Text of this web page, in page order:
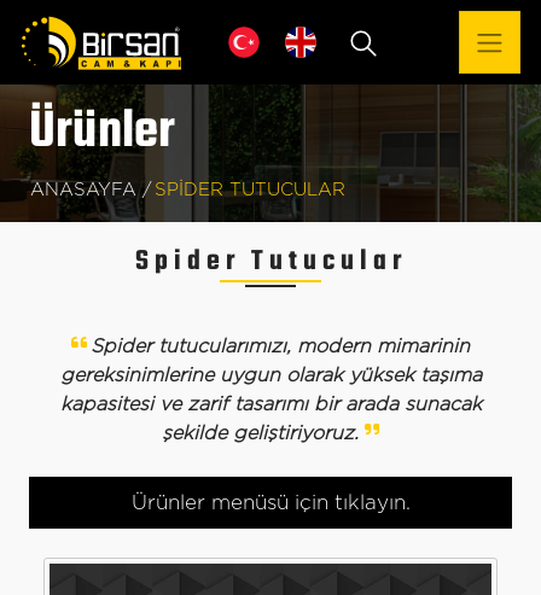
Ürünler
ANASAYFA / SPIDER TUTUCULAR
Spider Tutucular
Spider tutucularımızı, modern mimarinin
gereksinimlerine uygun olarak yüksek taşıma
kapasitesi ve zarif tasarımı bir arada sunacak
şekilde geliştiriyoruz.
Toggle navigation
Ürünler menüsü için tıklayın.